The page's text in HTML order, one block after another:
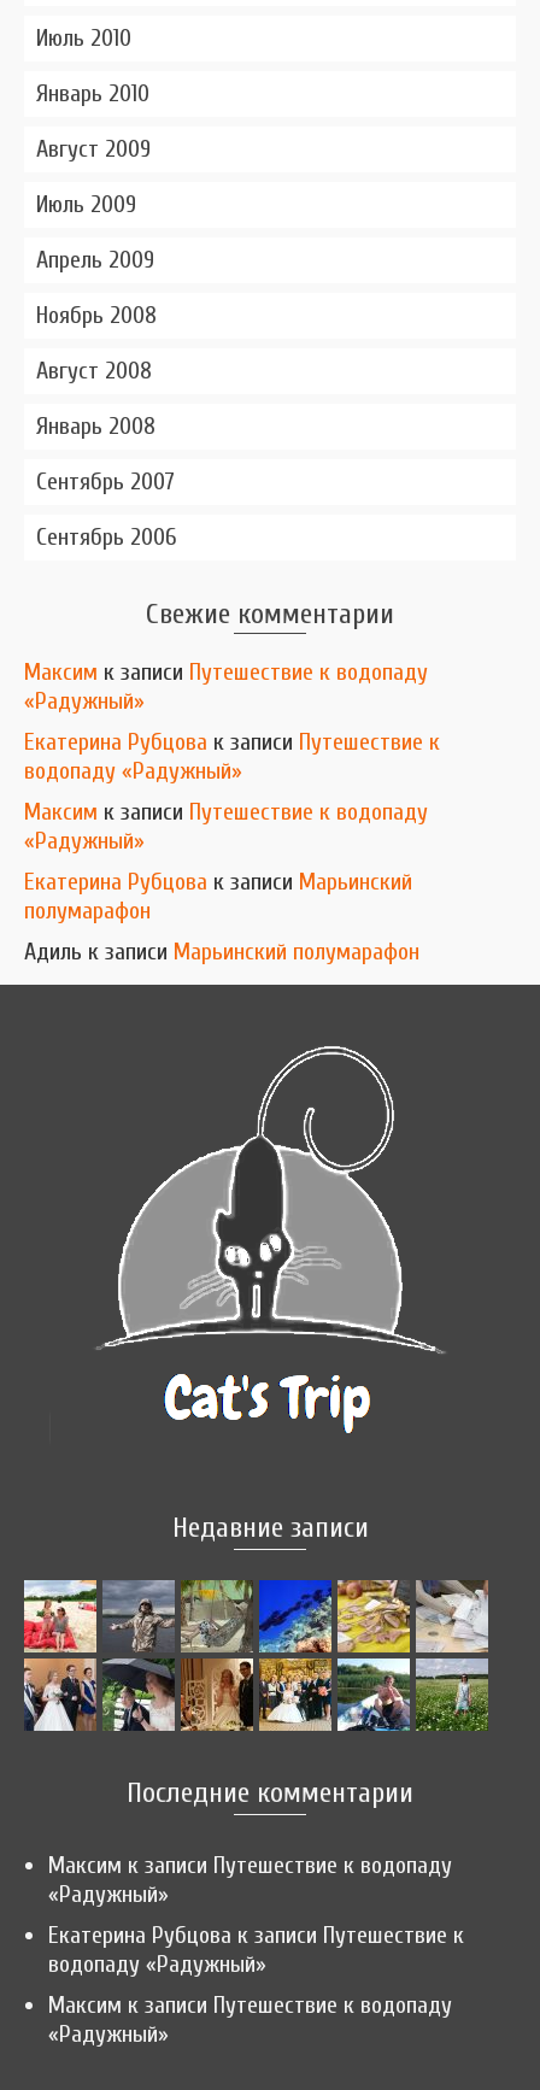
Июль 2010
Январь 2010
Август 2009
Июль 2009
Апрель 2009
Ноябрь 2008
Август 2008
Январь 2008
Сентябрь 2007
Сентябрь 2006
Свежие комментарии
Максим к записи Путешествие к водопаду
«Радужный»
Екатерина Рубцова к записи Путешествие к
водопаду «Радужный»
Максим к записи Путешествие к водопаду
«Радужный»
Екатерина Рубцова к записи Марьинский
полумарафон
Адиль к записи Марьинский полумарафон
Недавние записи
Последние комментарии
Максим к записи Путешествие к водопаду
«Радужный»
Екатерина Рубцова к записи Путешествие к
водопаду «Радужный»
Максим к записи Путешествие к водопаду
«Радужный»